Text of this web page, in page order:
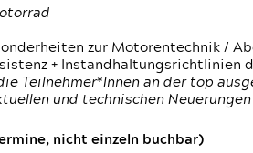
zur Motorentechnik /
+ Instandhaltungsrichtlinien
Teilnehmer*Innen an der top
und technischen
nicht einzeln buchbar)